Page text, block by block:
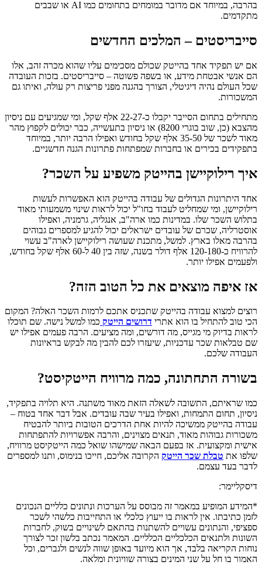
בהרבה, במיוחד אם מדובר במומחים בתחומים כמו AI או שבבים
מתקדמים.
סייבריסטים – המלכים החדשים
אם יש תפקיד אחד בהייטק שכולם מסכימים עליו שהוא מכרה זהב, אלו
הם אנשי אבטחת מידע, או בשפה פשוטה – סייבריסטים. בזכות העובדה
שכל העולם נהיה דיגיטלי, הצורך בהגנה מפני פריצות רק עולה, ואיתו גם
המשכורות.
מתחילים בתחום הסייבר יקבלו כ-22-27 אלף שקל, ומי שמגיעים עם ניסיון
מהצבא (כן, שוב בוגרי 8200) או ניסיון בתעשייה, כבר יכולים לקפוץ מהר
מאוד לשכר של 35-50 אלף שקל בחודש ואפילו הרבה יותר, במיוחד
בתפקידים בכירים או בחברות שמפתחות פתרונות הגנה חדשניים.
איך רילוקיישן בהייטק משפיע על השכר?
אחד היתרונות הגדולים של עבודה בהייטק הוא האפשרות לעשות
רילוקיישן, ומי שמחליט לעבוד בחו"ל יכול לראות שינוי משמעותי מאוד
בתלוש השכר שלו. במדינות כמו ארה"ב, אנגליה, גרמניה, ואפילו
אוסטרליה, שכרם של עובדים ישראלים יכול להגיע למספרים גבוהים
בהרבה מאלו בארץ. למשל, מתכנת שעושה רילוקיישן לארה"ב עשוי
להרוויח כ-120-180 אלף דולר בשנה, שזה בין 40 ל-60 אלף שקל בחודש,
ולפעמים אפילו יותר.
אז איפה מוצאים את כל הטוב הזה?
רוצים למצוא עבודה בהייטק שתכניס אתכם לרמות השכר האלה? המקום
הכי טוב להתחיל בו הוא אתרי דרושים הייטק כמו למשל נישה. שם תוכלו
לראות בדיוק מי מגייס, מה דורשים, ומה מציעים. הרבה פעמים אפילו יש
שם טבלאות שכר עדכניות, שיעזרו לכם להבין מה לבקש בראיונות
העבודה שלכם.
בשורה התחתונה, כמה מרוויח הייטקיסט?
כמו שראיתם, התשובה לשאלה הזאת מאוד משתנה. היא תלויה בתפקיד,
ניסיון, תחום התמחות, ואפילו בעיר שבה עובדים. אבל דבר אחד בטוח –
עבודה בהייטק ממשיכה להיות אחת הדרכים הטובות ביותר להבטיח
משכורות גבוהות מאוד, תנאים מצוינים, והרבה אפשרויות להתפתחות
אישית ומקצועית. אז בפעם הבאה שמישהו שואל כמה הייטקיסט מרוויח,
שלפו את טבלת שכר הייטק הקרובה אליכם, חייכו בנימוס, ותנו למספרים
לדבר בעד עצמם.
דיסקליימר:
*המידע המופיע במאמר זה מבוסס על הערכות ונתונים כלליים הנכונים
לזמן כתיבתו. אין לראות בו ייעוץ כלכלי או התחייבות כלשהי לשכר
ספציפי, והנתונים עשויים להשתנות בהתאם לשינויים בשוק, לחברות
השונות ולתנאים הכלכליים הכלליים. המאמר נכתב בלשון זכר לצורך
נוחות הקריאה בלבד, אך הוא מיועד באופן שווה לנשים ולגברים, וכל
האמור בו חל על שני המינים בצורה שוויונית ומלאה.